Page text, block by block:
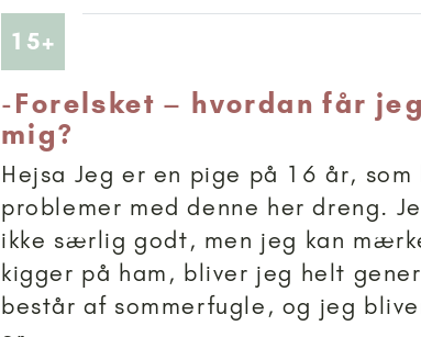
15+
-Forelsket – hvordan får
mig?
Hejsa Jeg er en pige på 16 år,
problemer med denne her dreng.
ikke særlig godt, men jeg kan
kigger på ham, bliver jeg helt
består af sommerfugle, og jeg